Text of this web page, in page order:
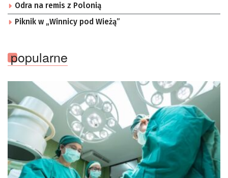
Odra na remis z Polonią
Piknik w „Winnicy pod Wieżą”
popularne